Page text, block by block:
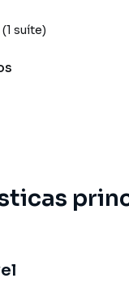
(1 suíte)